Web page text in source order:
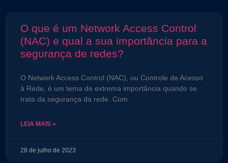
O que é um Network Access Control
(NAC) e qual a sua importância para a
segurança de redes?
O Network Access Control (NAC), ou Controle de Acesso
à Rede, é um tema de extrema importância quando se
trata da segurança da rede. Com
LEIA MAIS »
28 de julho de 2023